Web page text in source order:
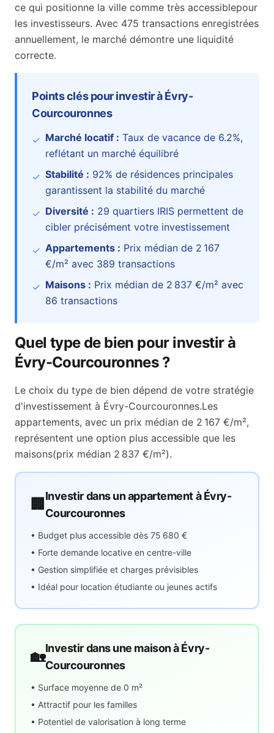
ce qui positionne la ville comme très accessiblepour
les investisseurs. Avec 475 transactions enregistrées
annuellement, le marché démontre une liquidité
correcte.
Points clés pour investir àÉvry-
Courcouronnes
✓ Marché locatif : Taux de vacance de 6.2%,
reflétant un marché équilibré
✓ Stabilité : 92% de résidences principales
garantissent la stabilité du marché
✓ Diversité : 29 quartiers IRIS permettent de
cibler précisément votre investissement
✓ Appartements : Prix médian de 2 167
€/m² avec 389 transactions
✓ Maisons : Prix médian de 2 837 €/m² avec
86 transactions
Quel type de bien pour investir à
Évry-Courcouronnes?
Le choix du type de bien dépend de votre stratégie
d'investissement à Évry-Courcouronnes.Les
appartements, avec un prix médian de 2 167 €/m²,
représentent une option plus accessible que les
maisons(prix médian 2 837 €/m²).
🏢 Investir dans un appartement àÉvry-
Courcouronnes
• Budget plus accessible dès 75 680 €
• Forte demande locative en centre-ville
• Gestion simplifiée et charges prévisibles
• Idéal pour location étudiante ou jeunes actifs
🏡Investir dans une maison àÉvry-
Courcouronnes
• Surface moyenne de 0 m²
• Attractif pour les familles
• Potentiel de valorisation à long terme